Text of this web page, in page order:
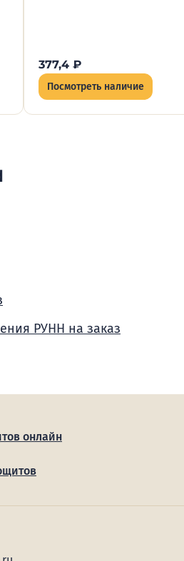
377,4 ₽
Посмотреть наличие
РУНН на заказ
онлайн